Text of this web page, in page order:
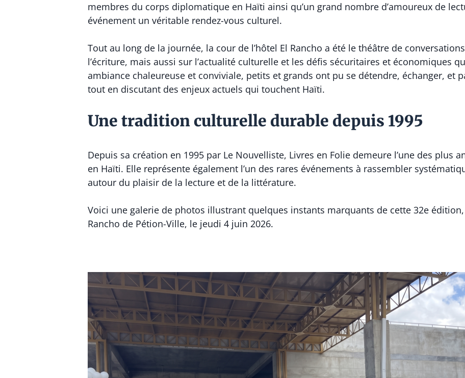
membres du corps diplomatique en Haïti ainsi qu’un grand nombre d’amoureux de
événement un véritable rendez-vous culturel.
Tout au long de la journée, la cour de l’hôtel El Rancho a été le théâtre de
l’écriture, mais aussi sur l’actualité culturelle et les défis sécuritaires et économiques
ambiance chaleureuse et conviviale, petits et grands ont pu se détendre, échanger, et
tout en discutant des enjeux actuels qui touchent Haïti.
Une tradition culturelle durable depuis 1995
Depuis sa création en 1995 par Le Nouvelliste, Livres en Folie demeure l’une des plus
en Haïti. Elle représente également l’un des rares événements à rassembler
autour du plaisir de la lecture et de la littérature.
Voici une galerie de photos illustrant quelques instants marquants de cette 32e édition,
Rancho de Pétion-Ville, le jeudi 4 juin 2026.